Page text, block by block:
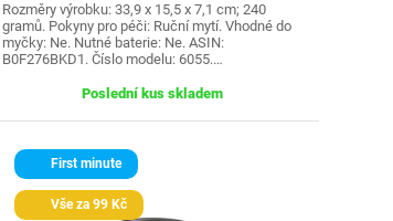
Rozměry výrobku: 33,9 x 15,5 x 7,1 cm; 240
gramů. Pokyny pro péči: Ruční mytí. Vhodné do
myčky: Ne. Nutné baterie: Ne. ASIN:
B0F276BKD1. Číslo modelu: 6055.…
Poslední kus skladem
First minute
Vše za 99 Kč